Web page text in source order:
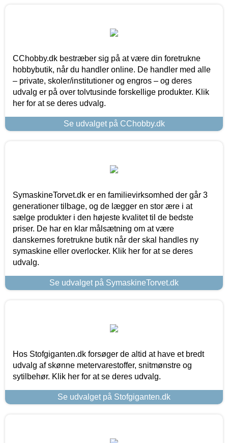
CChobby.dk bestræber sig på at være din foretrukne
hobbybutik, når du handler online. De handler med alle
– private, skoler/institutioner og engros – og deres
udvalg er på over tolvtusinde forskellige produkter. Klik
her for at se deres udvalg.
Se udvalget på CChobby.dk
SymaskineTorvet.dk er en familievirksomhed der går 3
generationer tilbage, og de lægger en stor ære i at
sælge produkter i den højeste kvalitet til de bedste
priser. De har en klar målsætning om at være
danskernes foretrukne butik når der skal handles ny
symaskine eller overlocker. Klik her for at se deres
udvalg.
Se udvalget på SymaskineTorvet.dk
Hos Stofgiganten.dk forsøger de altid at have et bredt
udvalg af skønne metervarestoffer, snitmønstre og
sytilbehør. Klik her for at se deres udvalg.
Se udvalget på Stofgiganten.dk